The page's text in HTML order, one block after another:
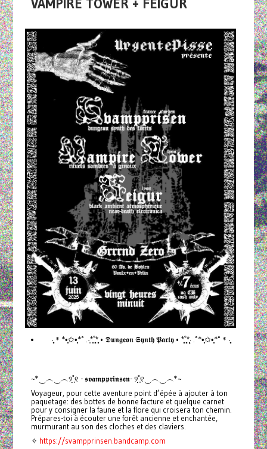
VAMPIRE TOWER + FEIGUR
·̩̩̥͙＊*•̩̩͙✩•̩̩͙*˚ .·͙*̩̩͙˚̩̥̩̥*̩̩̥͙ • 𝕯𝖚𝖓𝖌𝖊𝖔𝖓 𝕾𝖞𝖓𝖙𝖍 𝕻𝖆𝖗𝖙𝖞 • *̩̩̥͙˚̩̥̩̥*̩̩͙‧͙ .˚*•̩̩͙✩•̩̩͙*˚＊·̩̩̥͙
~*‿︵‿︵୨˚̣̣̣͙୧ - 𝖘𝖛𝖆𝖒𝖕𝖕𝖗𝖎𝖓𝖘𝖊𝖓- ୨˚̣̣̣͙୧‿︵‿︵*~
Voyageur, pour cette aventure point d’épée à ajouter à ton
paquetage: des bottes de bonne facture et quelque carnet
pour y consigner la faune et la flore qui croisera ton chemin.
Prépares-toi à écouter une forêt ancienne et enchantée,
murmurant au son des cloches et des claviers.
✧ https://svampprinsen.bandcamp.com